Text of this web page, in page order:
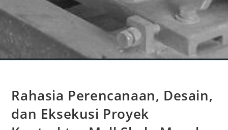
Rahasia Perencanaan, Desain,
dan Eksekusi Proyek